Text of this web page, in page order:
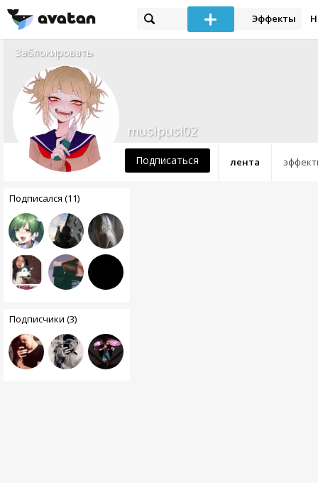
Эффекты
Заблокировать
лента
musipusi02
Подписаться
Подписался (11)
Подписчики (3)